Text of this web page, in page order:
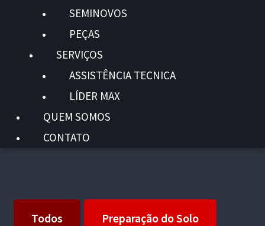
SEMINOVOS
PEÇAS
SERVIÇOS
ASSISTÊNCIA TECNICA
LÍDER MAX
QUEM SOMOS
CONTATO
Todos Preparação do Solo